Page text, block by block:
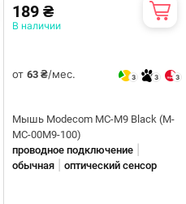
189 ₴
В наличии
от 63 ₴/мес. 3 3 3
Мышь Modecom MC-M9 Black (M-
MC-00M9-100)
проводное подключение
обычная оптический сенсор